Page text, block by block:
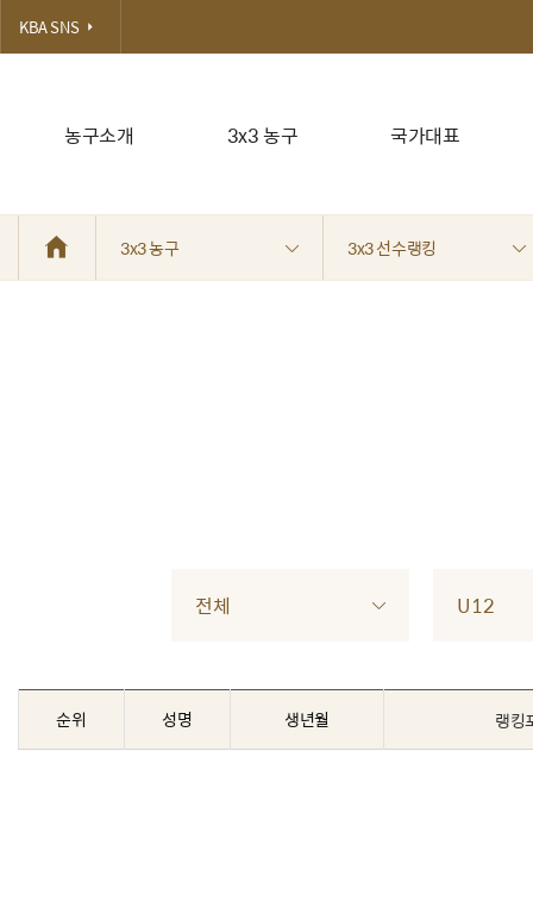
농구소개 3x3 농구 국가대표
KBA SNS
3x3 농구 3x3 선수랭킹
전체 U12
순위 성명 생년월 랭킹